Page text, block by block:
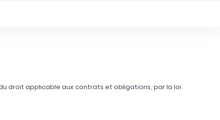
droit applicable aux contrats et obligations, par la loi